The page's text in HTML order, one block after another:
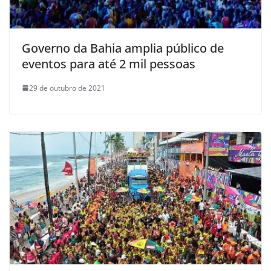
Governo da Bahia amplia público de
eventos para até 2 mil pessoas
29 de outubro de 2021